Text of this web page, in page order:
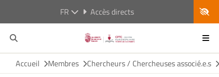
FR Accès directs
Accueil Membres Chercheurs / Chercheuses associé.e.s